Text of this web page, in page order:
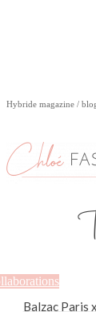
Hybride magazine /
Balzac Paris